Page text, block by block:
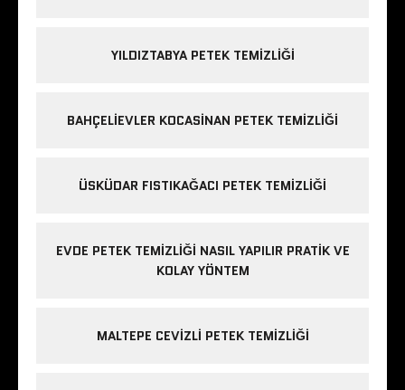
YILDIZTABYA PETEK TEMIZLIĞI
BAHÇELIEVLER KOCASINAN PETEK TEMIZLIĞI
ÜSKÜDAR FISTIKAĞACI PETEK TEMIZLIĞI
EVDE PETEK TEMIZLIĞI NASIL YAPILIR PRATIK VE
KOLAY YÖNTEM
MALTEPE CEVIZLI PETEK TEMIZLIĞI